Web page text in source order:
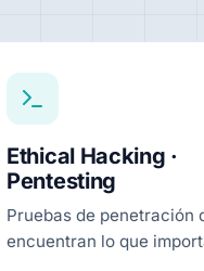
Ethical Hacking ·
Pentesting
Pruebas de penetración
encuentran lo que